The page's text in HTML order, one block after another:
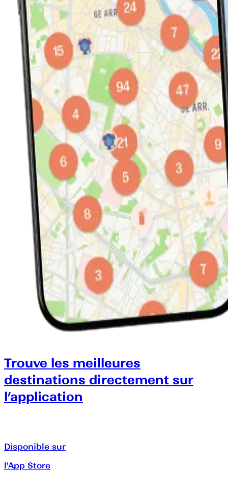
Trouve les meilleures
destinations directement sur
l’application
Disponible sur
l'App Store